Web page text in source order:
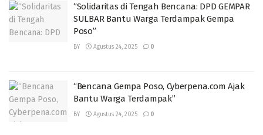
“Solidaritas di Tengah Bencana: DPD GEMPAR
SULBAR Bantu Warga Terdampak Gempa
Poso”
BY Agustus 24, 2025 0
“Bencana Gempa Poso, Cyberpena.com Ajak
Bantu Warga Terdampak”
BY Agustus 24, 2025 0